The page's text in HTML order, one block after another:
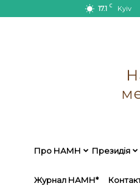
17.1 C Kyiv
Про НАМН Президія
Журнал НАМН*